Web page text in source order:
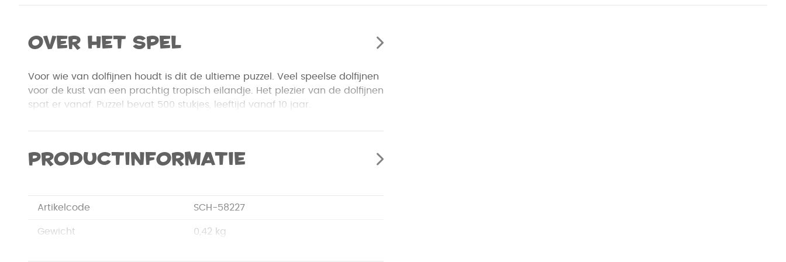
Over het spel
Voor wie van dolfijnen houdt is dit de ultieme puzzel. Veel speelse dolfijnen
voor de kust van een prachtig tropisch eilandje. Het plezier van de dolfijnen
spat er vanaf. Puzzel bevat 500 stukjes, leeftijd vanaf 10 jaar.
Productinformatie
Artikelcode SCH-58227
Gewicht 0,42 kg